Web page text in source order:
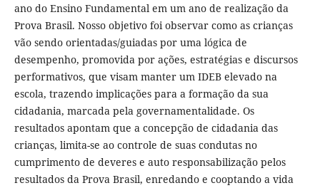
ano do Ensino Fundamental em um ano de realização da
Prova Brasil. Nosso objetivo foi observar como as crianças
vão sendo orientadas/guiadas por uma lógica de
desempenho, promovida por ações, estratégias e discursos
performativos, que visam manter um IDEB elevado na
escola, trazendo implicações para a formação da sua
cidadania, marcada pela governamentalidade. Os
resultados apontam que a concepção de cidadania das
crianças, limita-se ao controle de suas condutas no
cumprimento de deveres e auto responsabilização pelos
resultados da Prova Brasil, enredando e cooptando a vida